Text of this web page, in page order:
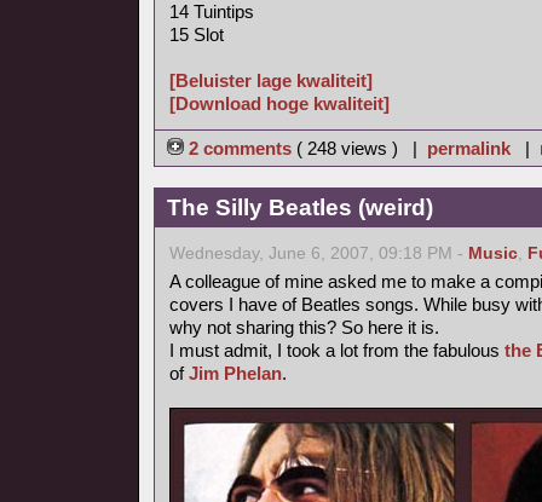
14 Tuintips
15 Slot
[Beluister lage kwaliteit]
[Download hoge kwaliteit]
2 comments ( 248 views ) | permalink |
The Silly Beatles (weird)
Wednesday, June 6, 2007, 09:18 PM - Music,
A colleague of mine asked me to make a
covers I have of Beatles songs. While busy
why not sharing this? So here it is.
I must admit, I took a lot from the fabulous the
ofJim Phelan.